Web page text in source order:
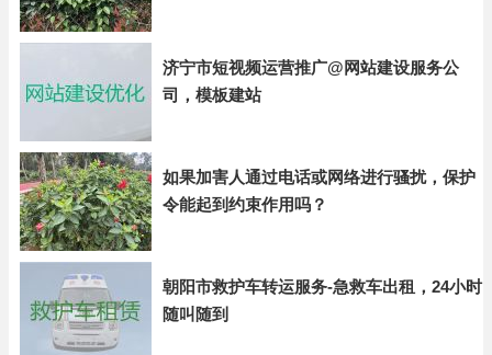
济宁市短视频运营推广@网站建设服务公
司，模板建站
如果加害人通过电话或网络进行骚扰，保护
令能起到约束作用吗？
朝阳市救护车转运服务-急救车出租，24小时
随叫随到